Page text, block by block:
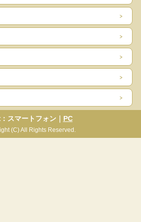
スマートフォン｜ PC
(C) All Rights Reserved.